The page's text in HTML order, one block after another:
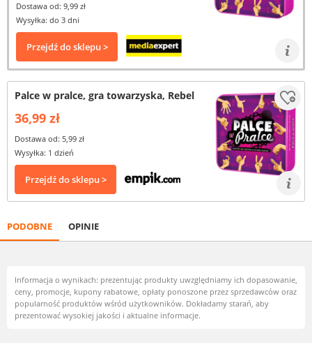
Dostawa od: 9,99 zł
Wysyłka: do 3 dni
Przejdź do sklepu >
Palce w pralce, gra towarzyska, Rebel
36,99 zł
Dostawa od: 5,99 zł
Wysyłka: 1 dzień
Przejdź do sklepu >
PODOBNE OPINIE
Informacja o wynikach: prezentując produkty uwzględniamy ich dopasowanie,
ceny, promocje, kupony rabatowe, opłaty ponoszone przez sprzedawców oraz
popularność produktów wśród użytkowników. Dokładamy starań, aby
prezentować wysokiej jakości i aktualne informacje.